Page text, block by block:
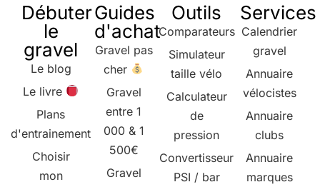
Débuter
le
gravel
Le blog
Le livre
Plans
d'entrainement
Choisir
mon
Guides
d'achat
Gravel pas
cher
Gravel
entre 1
000 & 1
500€
Gravel
Outils
Comparateurs
Simulateur
taille vélo
Calculateur
de
pression
Convertisseur
PSI / bar
Services
Calendrier
gravel
Annuaire
vélocistes
Annuaire
clubs
Annuaire
marques